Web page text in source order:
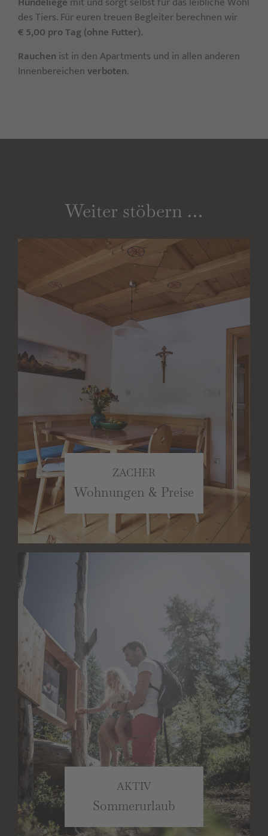
des Tiers. Für euren treuen Begleiter berechnen wir
€ 5,00 pro Tag (ohne Futter).
Rauchen ist in den Apartments und in allen anderen
Innenbereichenverboten.
Weiter stöbern …
ZACHER
Wohnungen & Preise
AKTIV
Sommerurlaub